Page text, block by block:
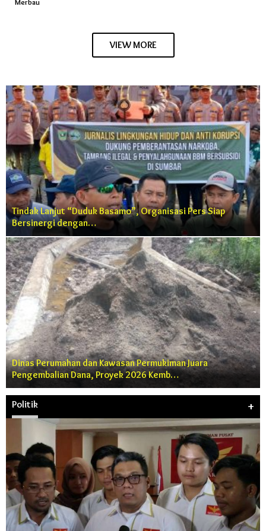
VIEW MORE
Tindak Lanjut “Duduk Basamo”, Organisasi Pers Siap
Bersinergi dengan…
Dinas Perumahan dan Kawasan Permukiman Juara
Pengembalian Dana, Proyek 2026 Kemb…
Politik +